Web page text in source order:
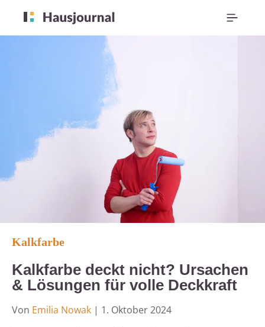
Kalkfarbe
Kalkfarbe deckt nicht? Ursachen
& Lösungen für volle Deckkraft
Von Emilia Nowak | 1. Oktober 2024